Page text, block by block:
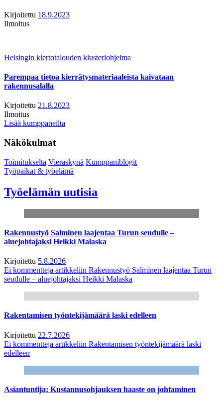
Kirjoitettu 18.9.2023
Ilmoitus
Helsingin kiertotalouden klusteriohjelma
Parempaa tietoa kierrätysmateriaaleista kaivataan
rakennusalalla
Kirjoitettu 21.8.2023
Ilmoitus
Lisää kumppaneilta
Näkökulmat
Toimitukselta Vieraskynä Kumppaniblogit
Työpaikat & työelämä
Työelämän uutisia
Rakennustyö Salminen laajentaa Turun seudulle –
aluejohtajaksi Heikki Malaska
Kirjoitettu 5.8.2026
Ei kommentteja artikkeliin Rakennustyö Salminen laajentaa Turun
seudulle – aluejohtajaksi Heikki Malaska
Rakentamisen työntekijämäärä laski edelleen
Kirjoitettu 22.7.2026
Ei kommentteja artikkeliin Rakentamisen työntekijämäärä laski
edelleen
Asiantuntija: Kustannusohjauksen haaste on johtaminen